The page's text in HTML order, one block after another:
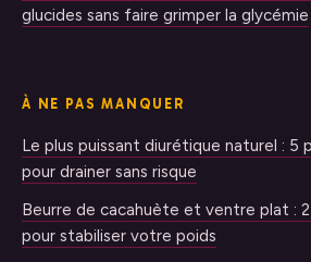
glucides sans faire grimper la glycémie
À NE PAS MANQUER
Le plus puissant diurétique naturel : 5
pour drainer sans risque
Beurre de cacahuète et ventre plat : 2
pour stabiliser votre poids